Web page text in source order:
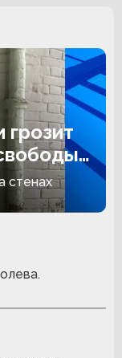
грозит
стенах